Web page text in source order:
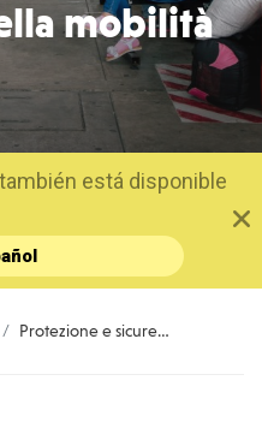
mobilità
está disponible
Protezione e sicurezza per i bambini e gli adolescenti nel contesto della mobilità umana